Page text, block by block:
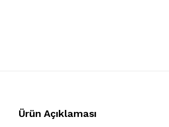
Ürün Açıklaması